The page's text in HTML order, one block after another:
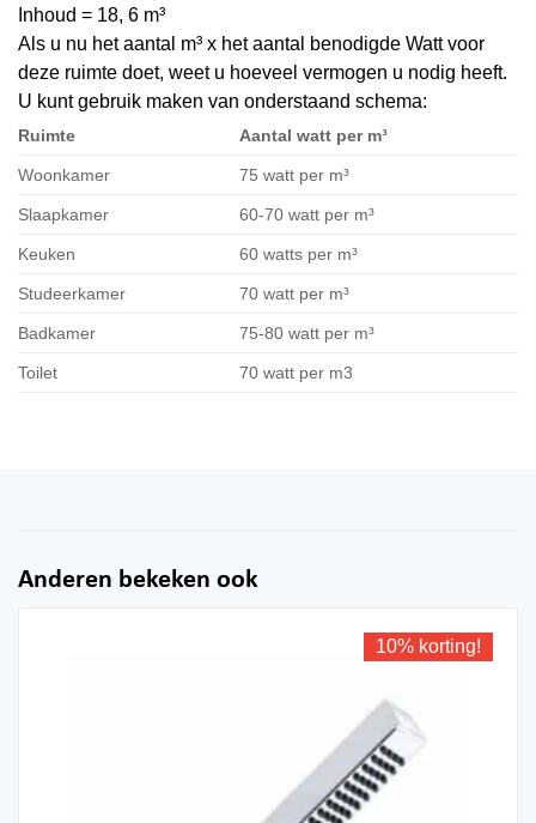
Inhoud = 18, 6 m³
Als u nu hetaantal m³ x het aantal benodigde Wattvoor
deze ruimte doet, weet u hoeveel vermogen u nodig heeft.
U kunt gebruik maken van onderstaand schema:
Ruimte Aantal watt per m³
Woonkamer 75 watt per m³
Slaapkamer 60-70 watt per m³
Keuken 60 watts per m³
Studeerkamer 70 watt per m³
Badkamer 75-80 watt per m³
Toilet 70 watt per m3
Anderen bekeken ook
10% korting!